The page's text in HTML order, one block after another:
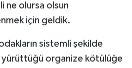
ne olursa olsun
için geldik.
sistemli şekilde
yürüttüğü organize kötülüğe